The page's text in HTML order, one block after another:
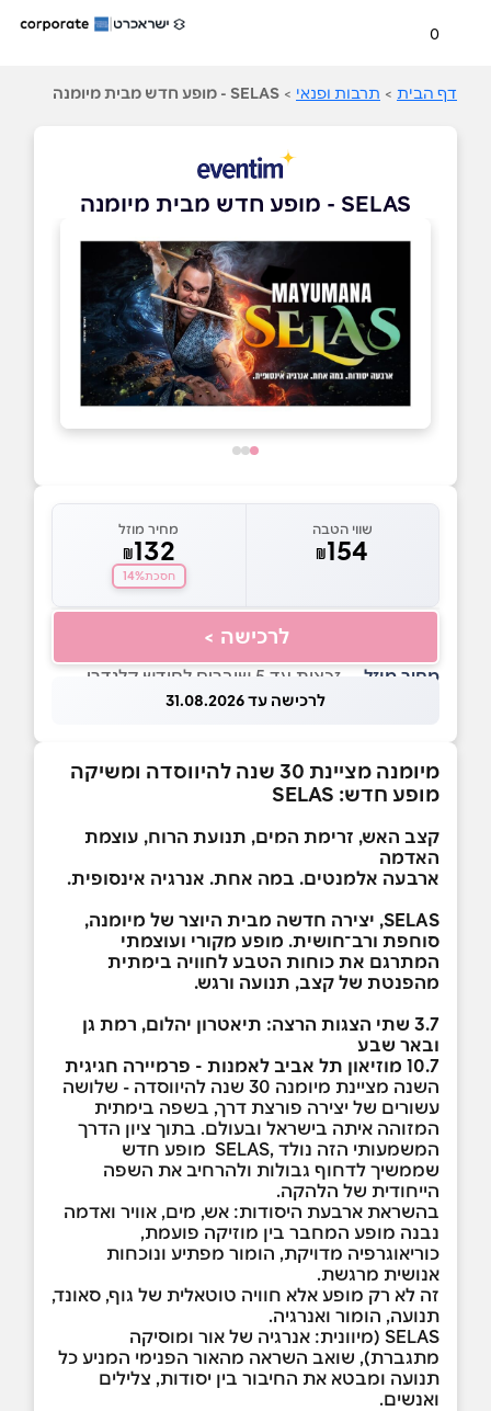
0
דף הבית > תרבות ופנאי > SELAS - מופע חדש מבית מיומנה
SELAS - מופע חדש מבית מיומנה
שווי הטבה
₪154
מחיר מוזל
₪132
חסכת14%
לרכישה >
מחיר מוזל — זכאות עד 5 שוברים לחודש קלנדרי
לרכישה עד 31.08.2026
מיומנה מציינת 30 שנה להיווסדה ומשיקה
מופע חדש: SELAS
קצב האש, זרימת המים, תנועת הרוח, עוצמת
האדמה
ארבעה אלמנטים. במה אחת. אנרגיה אינסופית.
SELAS, יצירה חדשה מבית היוצר של מיומנה,
סוחפת ורב־חושית. מופע מקורי ועוצמתי
המתרגם את כוחות הטבע לחוויה בימתית
מהפנטת של קצב, תנועה ורגש.
3.7 שתי הצגות הרצה: תיאטרון יהלום, רמת גן
ובאר שבע
10.7 מוזיאון תל אביב לאמנות - פרמיירה חגיגית
השנה מציינת מיומנה 30 שנה להיווסדה - שלושה
עשורים של יצירה פורצת דרך, בשפה בימתית
המזוהה איתה בישראל ובעולם. בתוך ציון הדרך
המשמעותי הזה נולד ,SELAS מופע חדש
שממשיך לדחוף גבולות ולהרחיב את השפה
הייחודית של הלהקה.
בהשראת ארבעת היסודות: אש, מים, אוויר ואדמה
נבנה מופע המחבר בין מוזיקה פועמת,
כוריאוגרפיה מדויקת, הומור מפתיע ונוכחות
אנושית מרגשת.
זה לא רק מופע אלא חוויה טוטאלית של גוף, סאונד,
תנועה, הומור ואנרגיה.
SELAS (מיוונית: אנרגיה של אור ומוסיקה
מתגברת), שואב השראה מהאור הפנימי המניע כל
תנועה ומבטא את החיבור בין יסודות, צלילים
ואנשים.